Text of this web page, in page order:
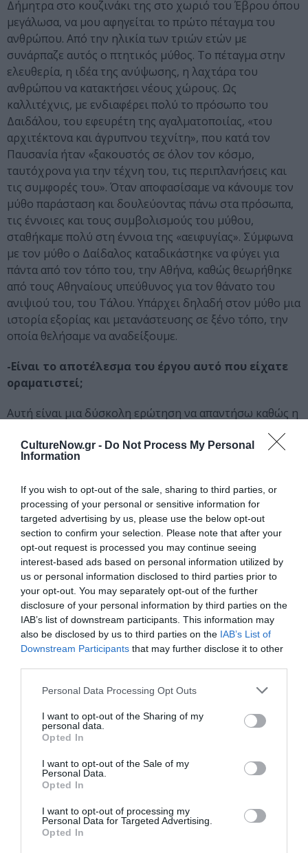
CultureNow.gr - Do Not Process My Personal
Information
If you wish to opt-out of the sale, sharing to third parties, or
processing of your personal or sensitive information for
targeted advertising by us, please use the below opt-out
section to confirm your selection. Please note that after your
opt-out request is processed you may continue seeing
interest-based ads based on personal information utilized by
us or personal information disclosed to third parties prior to
your opt-out. You may separately opt-out of the further
disclosure of your personal information by third parties on the
IAB’s list of downstream participants. This information may
also be disclosed by us to third parties on the IAB’s List of
Downstream Participants that may further disclose it to other
Personal Data Processing Opt Outs
I want to opt-out of the Sharing of my
personal data.
Opted In
I want to opt-out of the Sale of my
Personal Data.
Opted In
I want to opt-out of processing my
Personal Data for Targeted Advertising.
Opted In
Δήμητρα στο κουζινάκι της στο χωριό του Έβρου όπου
μεγάλωσα, να μου αφηγείται το πρώτο πέταγμα του
ανθρώπου. Από την ηλικία των τριών ετών με
συνάρπαζε αυτός ο πτητικός μύθος. Το πέταγμα στην
ελευθερία, η ιδέα της ανύψωσης, η λαχτάρα του
ανθρώπου να κατακτήσει νέους χώρους. Ως
καλλιτέχνις, με ενδιαφέρει πολύ το πρόσωπο του
Δαιδάλου, του εφευρέτη της αγαλματοποιίας, «του
αρχιτέκτονα και άγρυπνου τεχνίτη», που κατά τον
Παυσανία ήταν «ξακουστός σε όλον τον κόσμο,
ταυτόχρονα για την τέχνη του, τις περιπλανήσεις και
τις συμφορές του». Όταν αποφασίσαμε να κάνουμε τον
μύθο παράσταση και δουλεύοντας πάνω στα πρόσωπα,
τις έννοιες και τους συμβολισμούς του μύθου,
σταθήκαμε πολύ στη έννοια της «αειφυγίας». Σύμφωνα
με τον μύθο ο Δαίδαλος καταδικάστηκε να φύγει για
πάντα από τον τόπο του, την Αθήνα, καθώς θεωρήθηκε
από τους Αθηναίους υπεύθυνος για τον θάνατο του
ανιψιού του, του Τάλου. Υπάρχει δηλαδή στον μύθο μια
ιστορία εξορίας και μετανάστευσης σε ξένο τόπο, την
οποία θελήσαμε να αναδείξουμε.
-Είναι το αποτέλεσμα του έργου αυτό που είχατε
οραματιστεί;
Αυτή είναι μια δύσκολη ερώτηση να απαντήσω καθώς η
τελειώνει ποτέ. Παρ’ όλα αυτά μπορώ να πω με
ειλικρίνεια πως είμαι ικανοποιημένη.
-Ποια είναι τα στοιχεία που διαφοροποιούν τη
δική σας παράσταση από αντίστοιχες του είδους;
Η παράσταση που θα δείτε και η οποία παρουσιάστηκε
για πρώτη φορά το Σεπτέμβριο του 2021 στο πλαίσιο
του θεσμού του Υπουργείου Πολιτισμού «Όλη η Ελλάδα
Ένας Πολιτισμός», είναι δουλεμένη όλη με χαρτί, ένα
πολύ ευαίσθητο υλικό χωρίς μεγάλη αντοχή στο χρόνο
με τεχνικές όπως origami και kirigami. Επίσης θα
συναντήσετε ένα κινούμενο πανόραμα που σε
συνδυασμό με τη μουσικότητα του λόγου φτιάχνουν
μια ιδιαίτερη ατμόσφαιρα. Η ιδέα να δημιουργήσουμε
ένα χάρτινο τρισδιάστατο κουκλοθέατρο υπήρχε από
lockdown. Τότε ξεκινήσαμε να ερευνούμε το χαρτί ως
πλαστικό μέσο, καθώς επίσης και τις τεχνικές
αποτελέσματος αποκλειστικά με χαρτί στο
κουκλοθέατρο και το θέατρο των αντικειμένων. Για την
δημιουργία της παράστασης η ομάδα μας μελέτησε την
παράδοση του Ιαπωνικού λαού στο χαρτί, και με τις
παραδοσιακές τεχνικές Origami και Kirigami